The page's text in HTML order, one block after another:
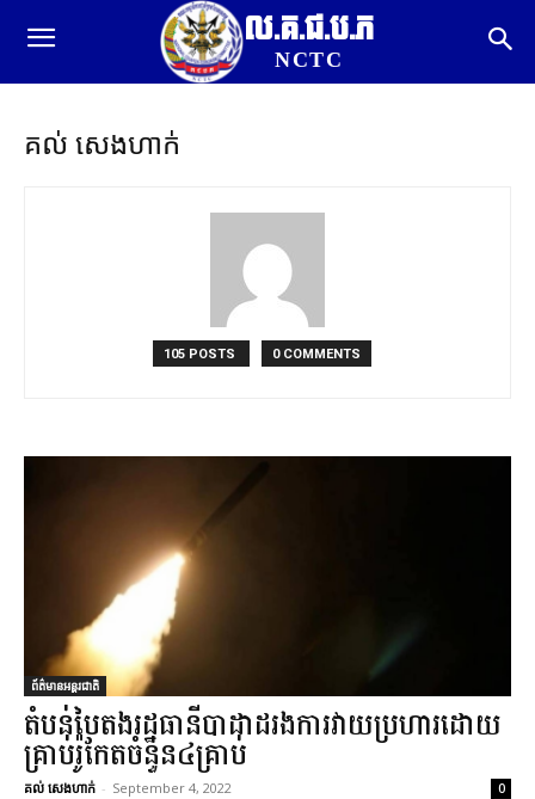
ល.គ.ជ.ប.ភ
NCTC
គល់ សេងហាក់
105 POSTS 0 COMMENTS
ព័ត៌មានអន្តរជាតិ
តំបន់បៃតងរដ្ឋធានីបាដាដរងការវាយប្រហារដោយ
គ្រាប់រ៉ូកែតចំនួន៤គ្រាប់
គល់ សេងហាក់ - September 4, 2022 0